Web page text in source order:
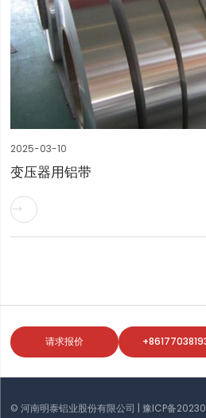
2025-03-10
变压器用铝带

请求报价
© 河南明泰铝业股份有限公司 | 豫ICP备